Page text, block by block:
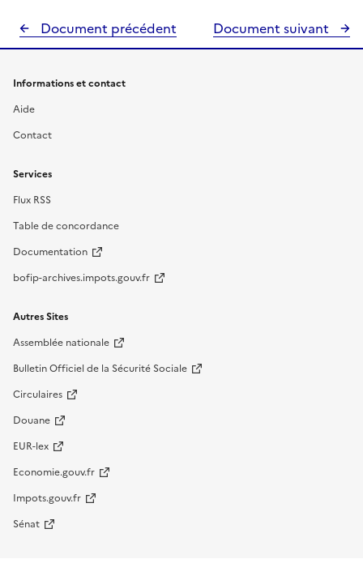
Document précédent Document suivant
Informations et contact
Aide
Contact
Services
Flux RSS
Table de concordance
Documentation
bofip-archives.impots.gouv.fr
Autres Sites
Assemblée nationale
Bulletin Officiel de la Sécurité Sociale
Circulaires
Douane
EUR-lex
Economie.gouv.fr
Impots.gouv.fr
Sénat